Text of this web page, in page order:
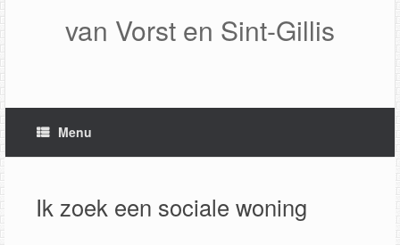
van Vorst en Sint-Gillis
Menu
Ik zoek een sociale woning